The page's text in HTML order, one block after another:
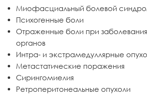
Миофасциальный болевой
Психогенные боли
Отраженные боли при
органов
Интра- и экстрамедуллярные
Метастатические поражения
Сирингомиелия
Ретроперитонеальные опухоли